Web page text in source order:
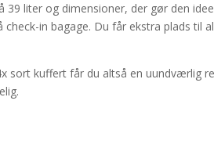
39 liter og dimensioner, der gør den
check-in bagage. Du får ekstra plads til
sort kuffert får du altså en uundværlig